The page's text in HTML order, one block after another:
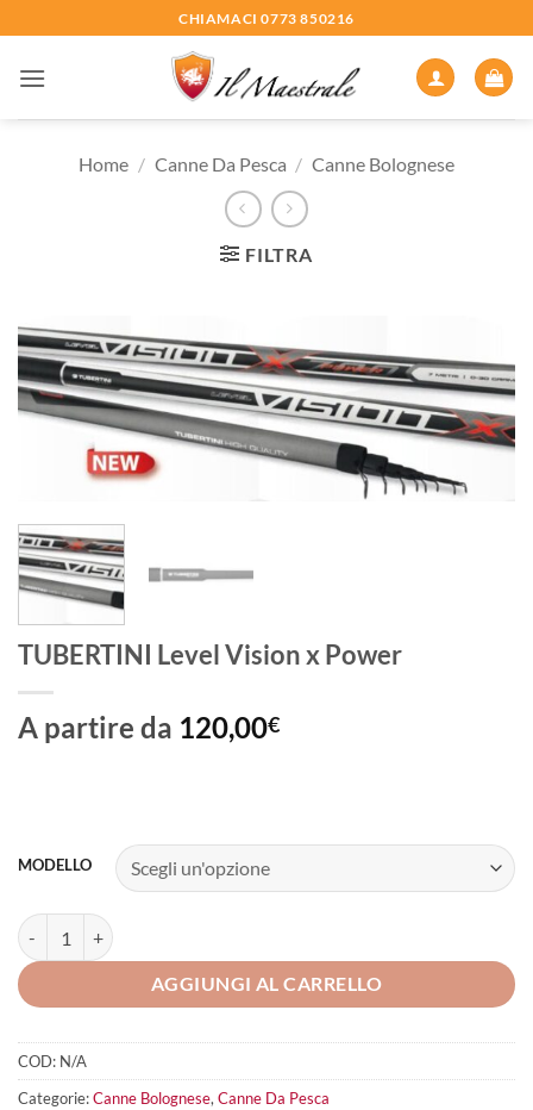
ai
contenuti
CHIAMACI 0773 850216
Home / Canne Da Pesca / Canne Bolognese
FILTRA
TUBERTINI Level Vision x Power
A partire da 120,00€
MODELLO
TUBERTINI Level Vision x Power quantità
AGGIUNGI AL CARRELLO
COD: N/A
Categorie:Canne Bolognese, Canne Da Pesca